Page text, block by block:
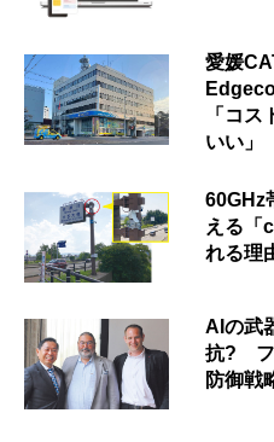
愛媛
「コ
いい」
60GHz
える「
れる理
AIの武
抗? フ
防御戦